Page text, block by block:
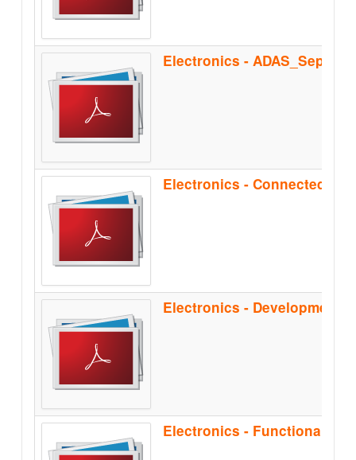
Electronics - ADAS_Sep2021
Electronics - Functional